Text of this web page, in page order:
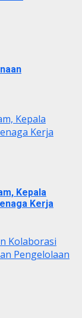
Kepala
Kerja
Kepala
Kerja
Kolaborasi
Pengelolaan